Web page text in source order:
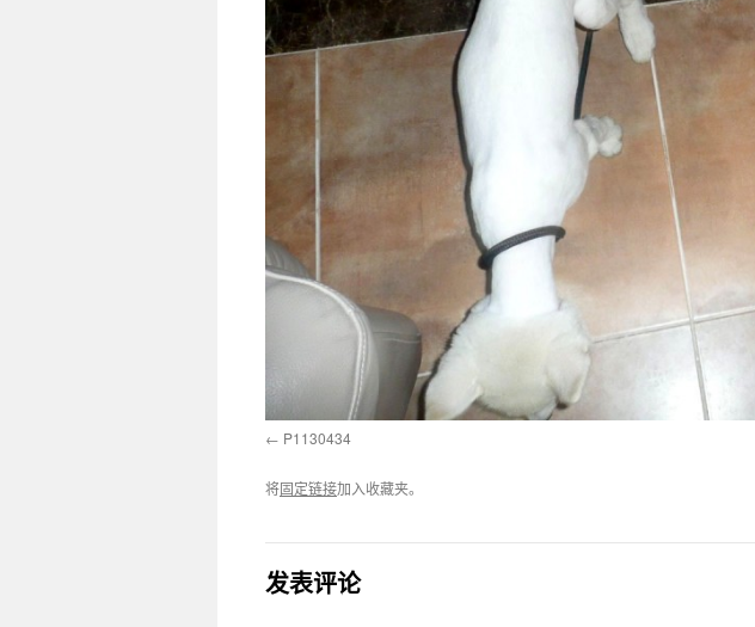
P1130434
将固定链接加入收藏夹。
发表评论